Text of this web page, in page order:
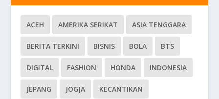
ACEH AMERIKA SERIKAT ASIA TENGGARA
BERITA TERKINI BISNIS BOLA BTS
DIGITAL FASHION HONDA INDONESIA
JEPANG JOGJA KECANTIKAN